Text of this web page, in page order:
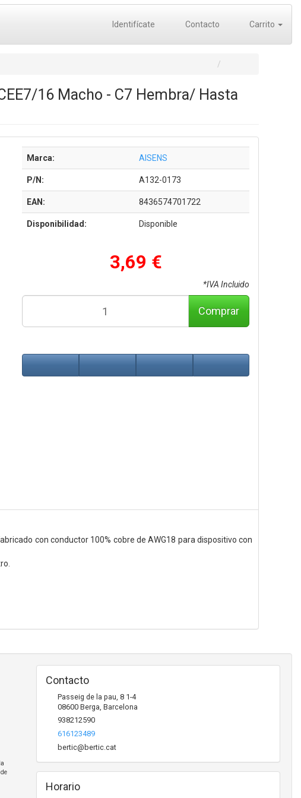
Identifícate Contacto Carrito
16 Macho - C7 Hembra/ Hasta
Marca: AISENS
P/N: A132-0173
EAN: 8436574701722
Disponibilidad: Disponible
3,69 €
*IVA Incluido
Comprar
con conductor 100% cobre de AWG18 para dispositivo con
Contacto
Passeig de la pau, 8 1-4
08600 Berga, Barcelona
938212590
616123489
bertic@bertic.cat
Horario